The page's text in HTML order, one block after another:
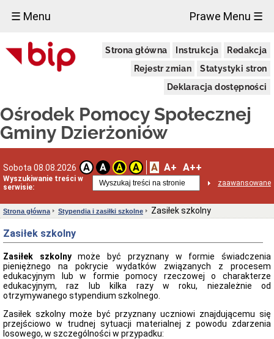
☰ Menu Prawe Menu ☰
Strona główna Instrukcja
Redakcja
Rejestr zmian
Statystyki stron
Deklaracja dostępności
Ośrodek Pomocy Społecznej
Gminy Dzierżoniów
Sobota 08.08.2026 A A A A A A+ A++
Wyszukiwanie treści w
serwisie:
zaawansowane
Gminy
Dzierżoniów
Dane
kontaktowe
Spis
telefonów
Rejony
pracowników
Karta
rodziny
dużej
rodziny
Uchwała
Rady
Gminy
Zaproszenie
dla
firm
i
instytucji
Strona główna Stypendia i zasiłki szkolne Zasiłek szkolny
Zasiłek szkolny
Zasiłek szkolnymoże być przyznany w formie świadczenia
pieniężnego na pokrycie wydatków związanych z procesem
edukacyjnym lub w formie pomocy rzeczowej o charakterze
edukacyjnym, raz lub kilka razy w roku, niezależnie od
otrzymywanego stypendium szkolnego.
Zasiłek szkolny może być przyznany uczniowi znajdującemu się
przejściowo w trudnej sytuacji materialnej z powodu zdarzenia
losowego, w szczególności w przypadku:
×